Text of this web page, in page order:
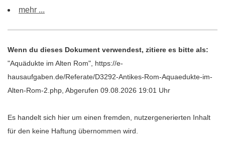
mehr ...
Wenn du dieses Dokument verwendest, zitiere es bitte als:
"Aquädukte im Alten Rom", https://e-
hausaufgaben.de/Referate/D3292-Antikes-Rom-Aquaedukte-im-
Alten-Rom-2.php, Abgerufen 09.08.2026 19:01 Uhr
Es handelt sich hier um einen fremden, nutzergenerierten Inhalt
für den keine Haftung übernommen wird.